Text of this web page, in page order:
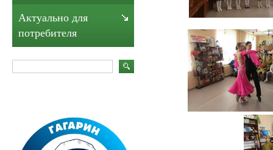
Актуально для
потребителя